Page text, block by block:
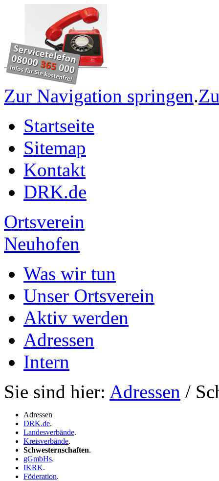
Zur Navigation springen.
Startseite
Sitemap
Kontakt
DRK.de
Ortsverein
Neuhofen
Was wir tun
Unser Ortsverein
Aktiv werden
Adressen
Intern
Sie sind hier: Adressen /
Adressen
DRK.de.
Landesverbände.
Kreisverbände.
Schwesternschaften.
gGmbHs.
IKRK.
Föderation.